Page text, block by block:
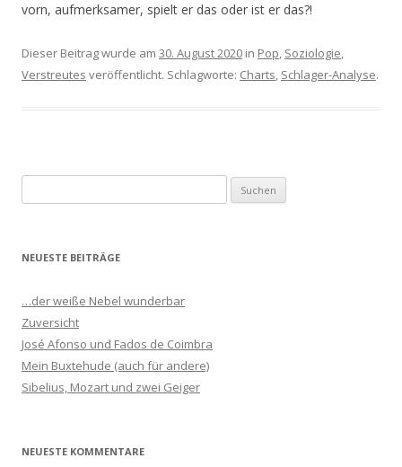
vorn, aufmerksamer, spielt er das oder ist er das?!
Dieser Beitrag wurde am 30. August 2020 in Pop, Soziologie,
Verstreutes veröffentlicht. Schlagworte: Charts, Schlager-Analyse.
u
h
n
a
c
h
NEUESTE BEITRÄGE
…der weiße Nebel wunderbar
Zuversicht
José Afonso und Fados de Coimbra
Mein Buxtehude (auch für andere)
Sibelius, Mozart und zwei Geiger
NEUESTE KOMMENTARE